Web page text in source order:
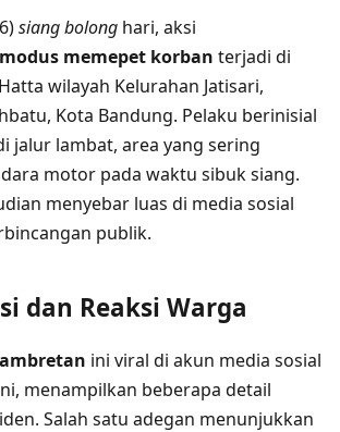
siang bolong hari, aksi
memepet korban terjadi di
wilayah Kelurahan Jatisari,
Kota Bandung. Pelaku berinisial
jalur lambat, area yang sering
motor pada waktu sibuk siang.
menyebar luas di media sosial
publik.
dan Reaksi Warga
ini viral di akun media sosial
menampilkan beberapa detail
Salah satu adegan menunjukkan